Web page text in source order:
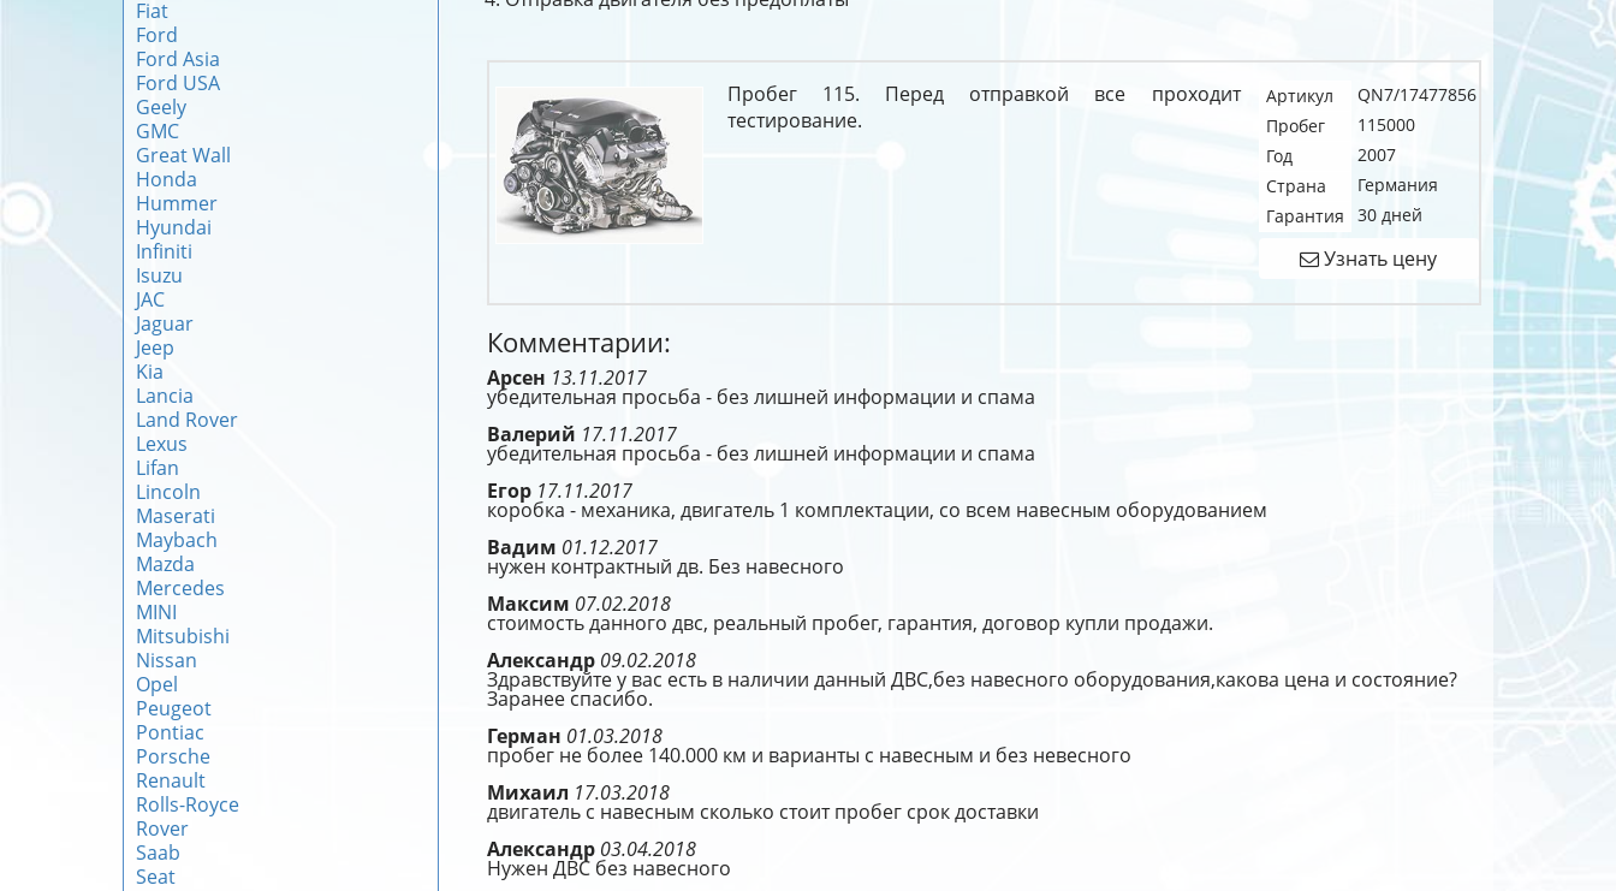
Fiat
Ford
Ford Asia
Ford USA
Geely
GMC
Great Wall
Honda
Hummer
Hyundai
Infiniti
Isuzu
JAC
Jaguar
Jeep
Kia
Lancia
Land Rover
Lexus
Lifan
Lincoln
Maserati
Maybach
Mazda
Mercedes
MINI
Mitsubishi
Nissan
Opel
Peugeot
Pontiac
Porsche
Renault
Rolls-Royce
Rover
Saab
Seat
Пробег 115. Перед отправкой все проходит
тестирование.
Артикул
QN7/17477856
Пробег
115000
Год
2007
Страна
Германия
Гарантия
30 дней
Узнать цену
Комментарии:
Арсен 13.11.2017
убедительная просьба - без лишней информации и спама
Валерий 17.11.2017
убедительная просьба - без лишней информации и спама
Егор 17.11.2017
коробка - механика, двигатель 1 комплектации, со всем навесным оборудованием
Вадим 01.12.2017
нужен контрактный дв. Без навесного
Максим 07.02.2018
стоимость данного двс, реальный пробег, гарантия, договор купли продажи.
Александр 09.02.2018
Здравствуйте у вас есть в наличии данный ДВС,без навесного оборудования,какова цена и состояние?
Заранее спасибо.
Герман 01.03.2018
пробег не более 140.000 км и варианты с навесным и без невесного
Михаил 17.03.2018
двигатель с навесным сколько стоит пробег срок доставки
Александр 03.04.2018
Нужен ДВС без навесного